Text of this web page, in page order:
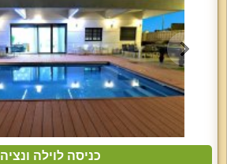
כניסה לוילה ונציה